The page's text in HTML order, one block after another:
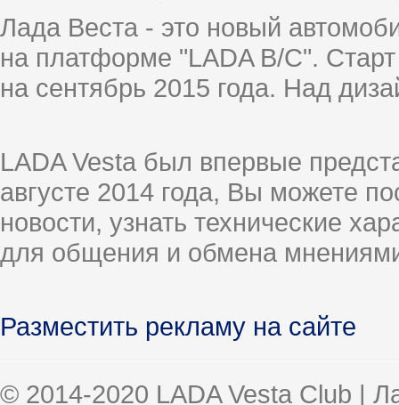
Лада Веста - это новый
на платформе "LADA B/C".
на сентябрь 2015 года. Над
LADA Vesta был впервые
августе 2014 года, Вы можете
новости, узнать технические
для общения и обмена
Разместить рекламу на сайте
© 2014-2020 LADA Vesta Club |